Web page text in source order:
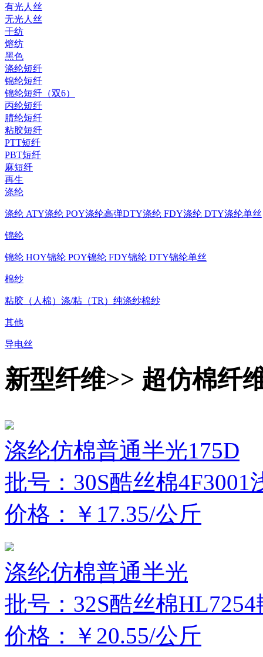
有光人丝
无光人丝
干纺
熔纺
黑色
涤纶短纤
锦纶短纤
锦纶短纤（双6）
丙纶短纤
腈纶短纤
粘胶短纤
PTT短纤
PBT短纤
麻短纤
再生
涤纶
涤纶 ATY涤纶 POY涤纶高弹DTY涤纶 FDY涤纶 DTY涤纶单丝
锦纶
锦纶 HOY锦纶 POY锦纶 FDY锦纶 DTY锦纶单丝
棉纱
粘胶（人棉） 涤/粘（TR） 纯涤纱棉纱
其他
导电丝
新型纤维>> 超仿棉纤
涤纶仿棉普通半光175D
批号：30S酷丝棉4F3001
价格：￥17.35/公斤
涤纶仿棉普通半光
批号：32S酷丝棉HL7254
价格：￥20.55/公斤